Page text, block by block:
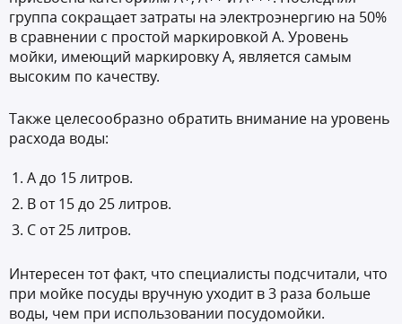
группа сокращает затраты на электроэнергию на 50%
в сравнении с простой маркировкой A. Уровень
мойки, имеющий маркировку A, является самым
высоким по качеству.
Также целесообразно обратить внимание на уровень
расхода воды:
A до 15 литров.
B от 15 до 25 литров.
C от 25 литров.
Интересен тот факт, что специалисты подсчитали, что
при мойке посуды вручную уходит в 3 раза больше
воды, чем при использовании посудомойки.